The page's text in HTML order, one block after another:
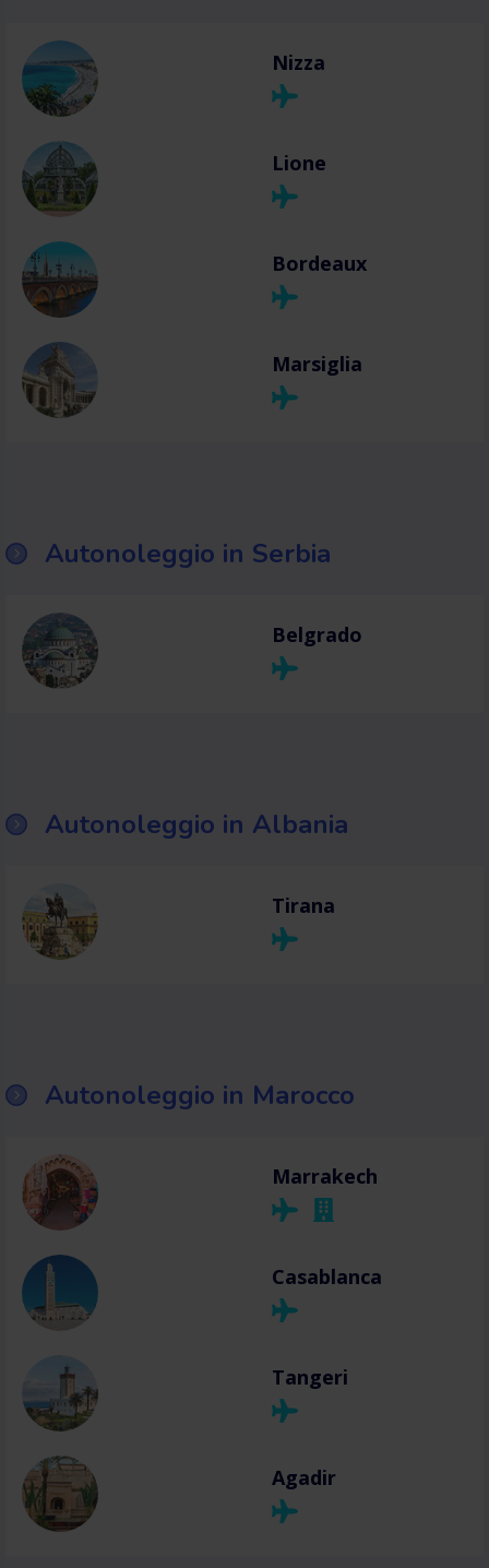
Nizza
Lione
Bordeaux
Marsiglia
Autonoleggio in Serbia
Belgrado
Autonoleggio in Albania
Tirana
Autonoleggio in Marocco
Marrakech
Casablanca
Tangeri
Agadir